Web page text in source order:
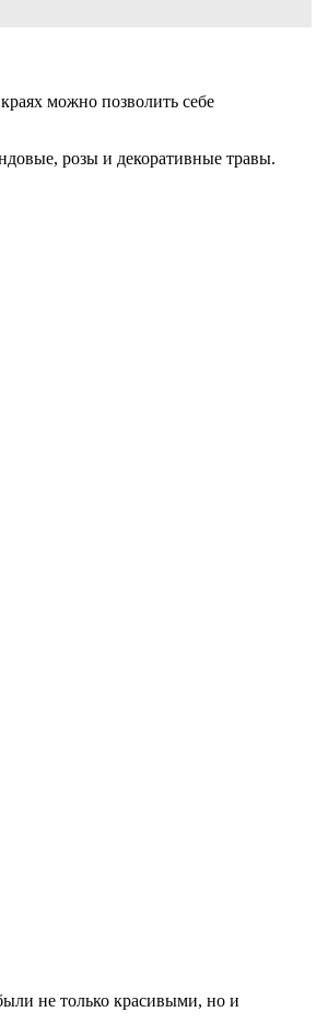
можно позволить себе
розы и декоративные травы.
не только красивыми, но и